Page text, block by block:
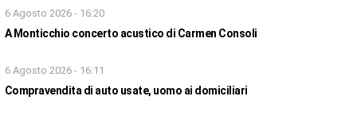
6 Agosto 2026 - 16:20
A Monticchio concerto acustico di Carmen Consoli
6 Agosto 2026 - 16:11
Compravendita di auto usate, uomo ai domiciliari